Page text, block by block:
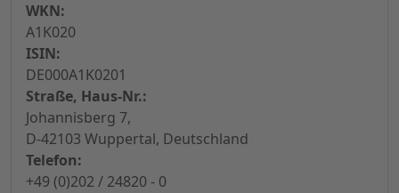
WKN:
A1K020
ISIN:
DE000A1K0201
Straße, Haus-Nr.:
Johannisberg 7,
D-42103 Wuppertal, Deutschland
Telefon:
+49 (0)202 / 24820 - 0